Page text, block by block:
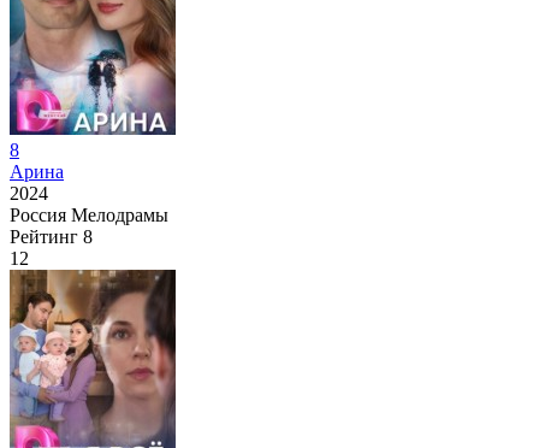
8
Арина
2024
Россия Мелодрамы
Рейтинг 8
12